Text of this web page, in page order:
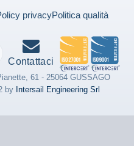
privacyPolitica qualità
Contattaci
61 - 25064 GUSSAGO
by Intersail Engineering Srl